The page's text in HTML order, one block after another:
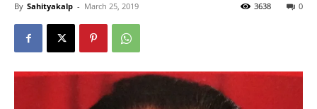
By Sahityakalp - March 25, 2019 0
3638